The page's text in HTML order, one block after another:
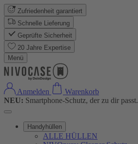
Zufriedenheit garantiert
Schnelle Lieferung
Geprüfte Sicherheit
20 Jahre Expertise
Menü
Anmelden
Warenkorb
NEU: Smartphone-Schutz, der zu dir passt.
Handyhüllen
ALLE HÜLLEN